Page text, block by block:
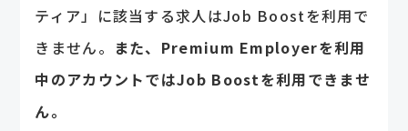
ティア」に該当する求人はJob Boostを利用で
きません。 また、Premium Employerを利用
中のアカウントではJob Boostを利用できませ
ん。